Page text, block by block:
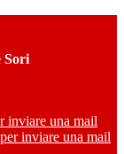
Sori
inviare una mail
inviare una mail